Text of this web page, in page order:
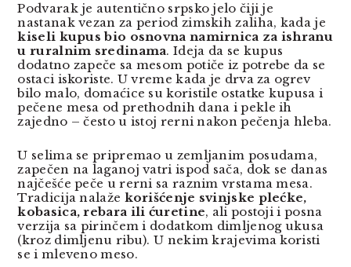
Podvarak je autentično srpsko jelo čiji je
nastanak vezan za period zimskih zaliha, kada je
kiseli kupus bio osnovna namirnica za ishranu
u ruralnim sredinama. Ideja da se kupus
dodatno zapeče sa mesom potiče iz potrebe da se
ostaci iskoriste. U vreme kada je drva za ogrev
bilo malo, domaćice su koristile ostatke kupusa i
pečene mesa od prethodnih dana i pekle ih
zajedno – često u istoj rerni nakon pečenja hleba.
U selima se pripremao u zemljanim posudama,
zapečen na laganoj vatri ispod sača, dok se danas
najčešće peče u rerni sa raznim vrstama mesa.
Tradicija nalaže korišćenje svinjske plećke,
kobasica, rebara ili ćuretine, ali postoji i posna
verzija sa pirinčem i dodatkom dimljenog ukusa
(kroz dimljenu ribu). U nekim krajevima koristi
se i mleveno meso.